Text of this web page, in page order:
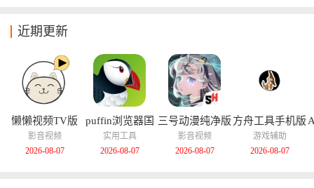
近期更新
懒懒视频TV版
影音视频
2026-08-07
puffin浏览器国
际版
实用工具
2026-08-07
三号动漫纯净版
影音视频
2026-08-07
方舟工具手机版
游戏辅助
2026-08-07